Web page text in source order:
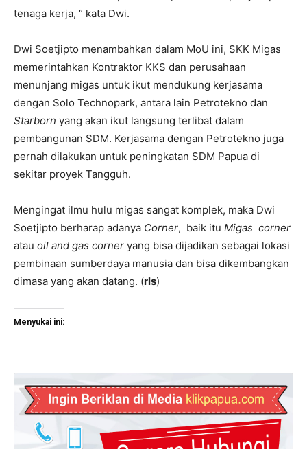
tenaga kerja, “ kata Dwi.
Dwi Soetjipto menambahkan dalam MoU ini, SKK Migas
memerintahkan Kontraktor KKS dan perusahaan
menunjang migas untuk ikut mendukung kerjasama
dengan Solo Technopark, antara lain Petrotekno dan
Starborn yang akan ikut langsung terlibat dalam
pembangunan SDM. Kerjasama dengan Petrotekno juga
pernah dilakukan untuk peningkatan SDM Papua di
sekitar proyek Tangguh.
Mengingat ilmu hulu migas sangat komplek, maka Dwi
Soetjipto berharap adanya Corner, baik itu Migas corner
atau oil and gas corner yang bisa dijadikan sebagai lokasi
pembinaan sumberdaya manusia dan bisa dikembangkan
dimasa yang akan datang. (rls)
Menyukai ini: